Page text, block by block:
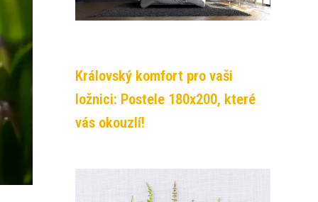
Královský komfort pro vaši
ložnici: Postele 180x200, které
vás okouzlí!